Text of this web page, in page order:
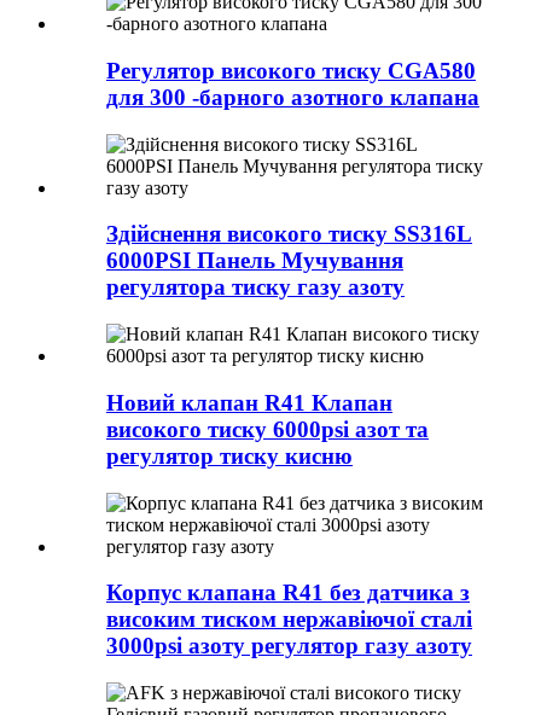
Регулятор високого тиску CGA580
для 300 -барного азотного клапана
Здійснення високого тиску SS316L
6000PSI Панель Мучування
регулятора тиску газу азоту
Новий клапан R41 Клапан
високого тиску 6000psi азот та
регулятор тиску кисню
Корпус клапана R41 без датчика з
високим тиском нержавіючої сталі
3000psi азоту регулятор газу азоту